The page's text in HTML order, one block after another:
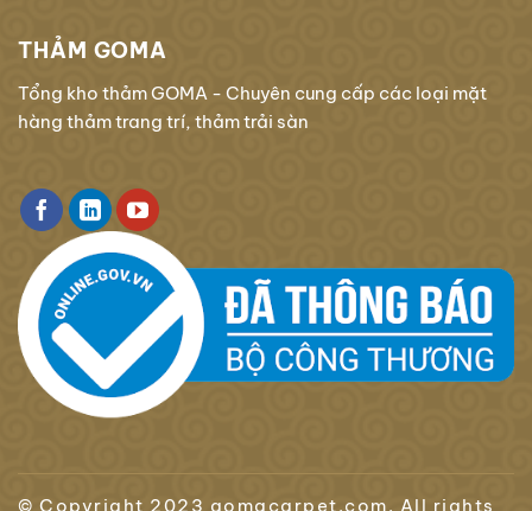
THẢM GOMA
Tổng kho thảm GOMA - Chuyên cung cấp các loại mặt
hàng thảm trang trí, thảm trải sàn
© Copyright 2023 gomacarpet.com. All rights